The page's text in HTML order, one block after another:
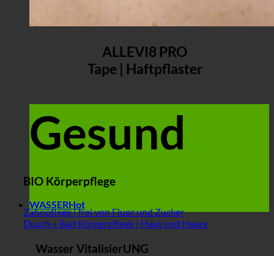
ALLEVI8 PRO
Tape | Haftpflaster
Gesund
BIO Körperpflege
Zahnpflege | frei von Fluor und Zucker
Dusch + Bad Körperpflege | Haut und Haare
WASSER
Wasser VitalisierUNG